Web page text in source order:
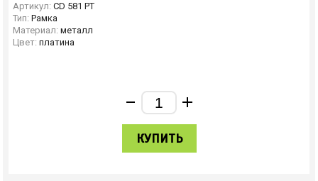
Артикул: CD 581 PT
Тип: Рамка
Материал: металл
Цвет: платина
КУПИТЬ